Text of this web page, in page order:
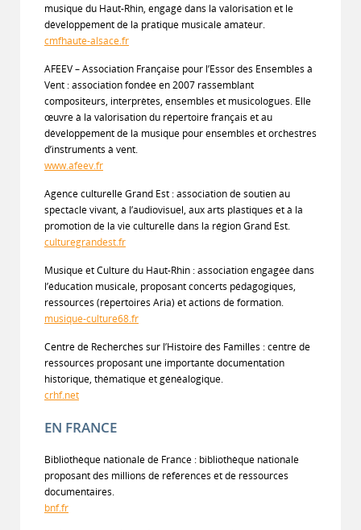
musique du Haut-Rhin, engagé dans la valorisation et le
développement de la pratique musicale amateur.
cmfhaute-alsace.fr
AFEEV – Association Française pour l’Essor des Ensembles à
Vent : association fondée en 2007 rassemblant
compositeurs, interprètes, ensembles et musicologues. Elle
œuvre à la valorisation du répertoire français et au
développement de la musique pour ensembles et orchestres
d’instruments à vent.
www.afeev.fr
Agence culturelle Grand Est : association de soutien au
spectacle vivant, à l’audiovisuel, aux arts plastiques et à la
promotion de la vie culturelle dans la région Grand Est.
culturegrandest.fr
Musique et Culture du Haut-Rhin : association engagée dans
l’éducation musicale, proposant concerts pédagogiques,
ressources (répertoires Aria) et actions de formation.
musique-culture68.fr
Centre de Recherches sur l’Histoire des Familles : centre de
ressources proposant une importante documentation
historique, thématique et généalogique.
crhf.net
EN FRANCE
Bibliothèque nationale de France : bibliothèque nationale
proposant des millions de références et de ressources
documentaires.
bnf.fr